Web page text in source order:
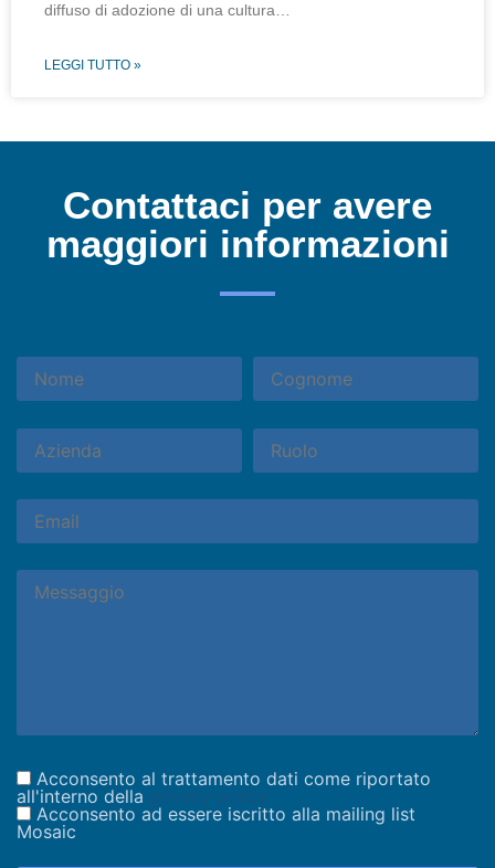
diffuso di adozione di una cultura…
LEGGI TUTTO »
Contattaci per avere
maggiori informazioni
Acconsento al trattamento dati come riportato
all'interno della
Acconsento ad essere iscritto alla mailing list
Mosaic